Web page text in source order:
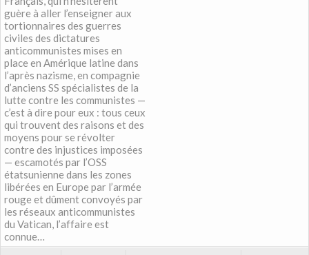
guère à aller l’enseigner aux
tortionnaires des guerres
civiles des dictatures
anticommunistes mises en
place en Amérique latine dans
l’après nazisme, en compagnie
d’anciens SS spécialistes de la
lutte contre les communistes —
c’est à dire pour eux : tous ceux
qui trouvent des raisons et des
moyens pour se révolter
contre des injustices imposées
— escamotés par l’OSS
étatsunienne dans les zones
libérées en Europe par l’armée
rouge et dûment convoyés par
les réseaux anticommunistes
du Vatican, l’affaire est
connue…